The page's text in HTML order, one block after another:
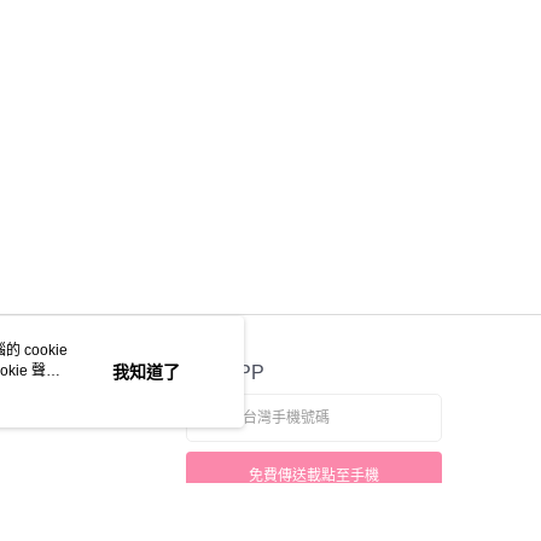
官方APP
免費傳送載點至手機
的 cookie
聲明
我知道了